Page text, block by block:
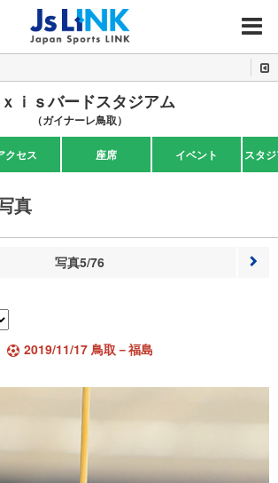
MENU
ｉｓバードスタジアム
（ガイナーレ鳥取）
クセス 座席 イベント スタ
真
写真5/76
2019/11/17 鳥取－福島